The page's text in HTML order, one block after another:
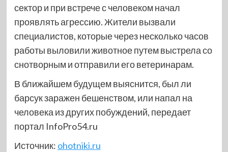
сектор и при встрече с человеком начал
проявлять агрессию. Жители вызвали
специалистов, которые через несколько часов
работы выловили животное путем выстрела со
снотворным и отправили его ветеринарам.
В ближайшем будущем выяснится, был ли
барсук заражен бешенством, или напал на
человека из других побуждений, передает
портал InfoPro54.ru
Источник: ohotniki.ru